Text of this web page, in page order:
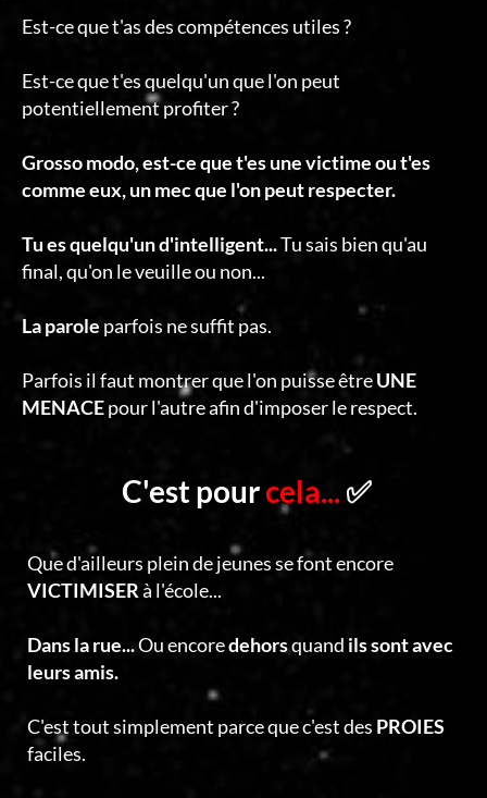
Est-ce que t'as des compétences utiles ?
Est-ce que t'es quelqu'un que l'on peut
potentiellement profiter ?
Grosso modo, est-ce que t'es une victime ou t'es
comme eux, un mec que l'on peut respecter.
Tu es quelqu'un d'intelligent...Tu sais bien qu'au
final, qu'on le veuille ou non...
La parole parfois ne suffit pas.
Parfois il faut montrer que l'on puisse êtreUNE
MENACEpour l'autre afin d'imposer le respect.
C'est pourcela...✅
Que d'ailleurs plein de jeunes se font encore
VICTIMISERà l'école...
Dans la rue...Ou encoredehorsquand ils sont avec
leurs amis.
C'est tout simplement parce que c'est des PROIES
faciles.